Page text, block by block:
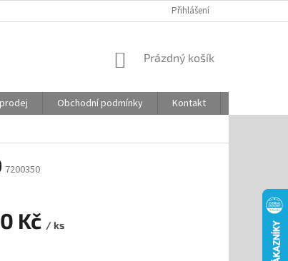
Přihlášení
NÁKUPNÍ
Prázdný košík
Obchodní podmínky Kontakt
7200350
Kč / ks